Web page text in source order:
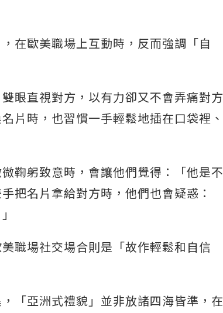
在歐美職場上互動時，反而強調「自
眼直視對方，以有力卻又不會弄痛對方
片時，也習慣一手輕鬆地插在口袋裡、
鞠躬致意時，會讓他們覺得：「他是不
把名片拿給對方時，他們也會疑惑：
職場社交場合則是「故作輕鬆和自信
「亞洲式禮貌」並非放諸四海皆準，在